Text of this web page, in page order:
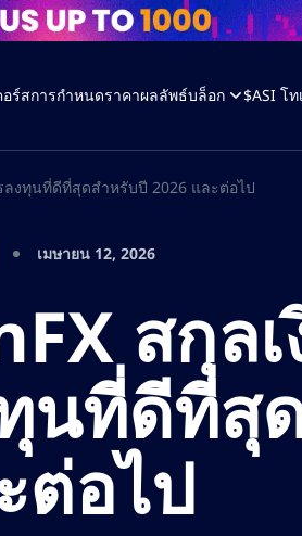
อร์สการกำหนดราคาผลลัพธ์บล็อก $ASI โ
ลงทุนที่ดีที่สุดสำหรับปี 2026 และต่อไป
เมษายน 12, 2026
สกุล
นที่ดีที่สุ
ต่อไป